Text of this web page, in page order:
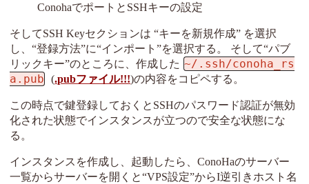
ConohaでポートとSSHキーの設定
そしてSSH Keyセクションは “キーを新規作成” を選択
し、“登録方法”に“インポート”を選択する。 そして“パブ
リックキー”のところに、作成した ~/.ssh/conoha_rs
a.pub
(.pubファイル!!!)の内容をコピペする。
この時点で鍵登録しておくとSSHのパスワード認証が無効
化された状態でインスタンスが立つので安全な状態にな
る。
インスタンスを作成し、起動したら、ConoHaのサーバー
一覧からサーバーを開くと“VPS設定”からI逆引きホスト名